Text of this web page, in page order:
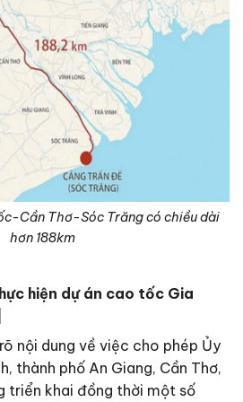
Cần Thơ-Sóc Trăng có chiều dài
hơn 188km
hiện dự án cao tốc Gia
nội dung về việc cho phép Ủy
thành phố An Giang, Cần Thơ,
triển khai đồng thời một số